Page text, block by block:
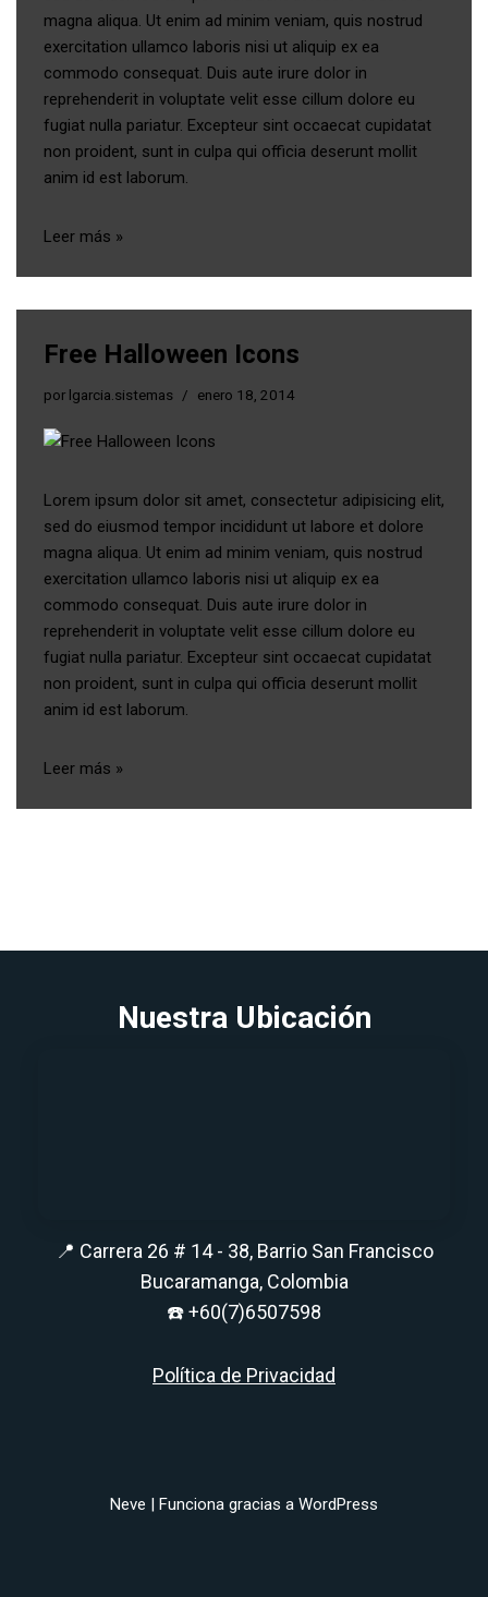
magna aliqua. Ut enim ad minim veniam, quis nostrud
exercitation ullamco laboris nisi ut aliquip ex ea
commodo consequat. Duis aute irure dolor in
reprehenderit in voluptate velit esse cillum dolore eu
fugiat nulla pariatur. Excepteur sint occaecat cupidatat
non proident, sunt in culpa qui officia deserunt mollit
anim id est laborum.
Leer más »
Free Halloween Icons
por lgarcia.sistemas enero 18, 2014
Lorem ipsum dolor sit amet, consectetur adipisicing elit,
sed do eiusmod tempor incididunt ut labore et dolore
magna aliqua. Ut enim ad minim veniam, quis nostrud
exercitation ullamco laboris nisi ut aliquip ex ea
commodo consequat. Duis aute irure dolor in
reprehenderit in voluptate velit esse cillum dolore eu
fugiat nulla pariatur. Excepteur sint occaecat cupidatat
non proident, sunt in culpa qui officia deserunt mollit
anim id est laborum.
Leer más »
Nuestra Ubicación
📍 Carrera 26 # 14 - 38, Barrio San Francisco
Bucaramanga, Colombia
☎️+60(7)6507598
Política de Privacidad
Neve | Funciona gracias a WordPress